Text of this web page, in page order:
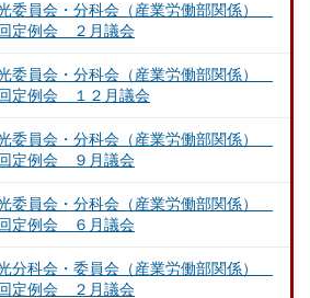
委員会・分科会（産業労働部関係）
定例会 ２月議会
委員会・分科会（産業労働部関係）
定例会 １２月議会
委員会・分科会（産業労働部関係）
定例会 ９月議会
委員会・分科会（産業労働部関係）
定例会 ６月議会
分科会・委員会（産業労働部関係）
定例会 ２月議会